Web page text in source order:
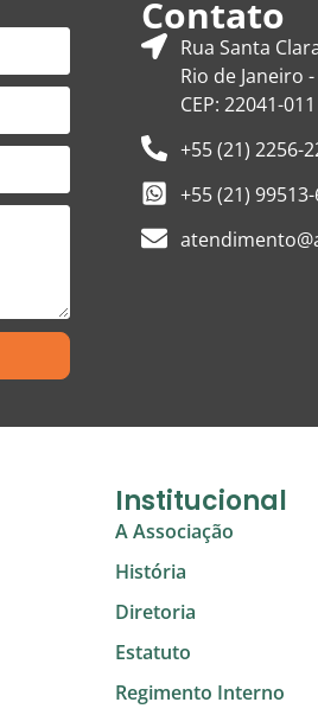
Contato
Rua Santa
Rio de Janeiro -
CEP: 22041-011
+55 (21) 2256-
+55 (21)
Institucional
A Associação
História
Diretoria
Estatuto
Regimento Interno